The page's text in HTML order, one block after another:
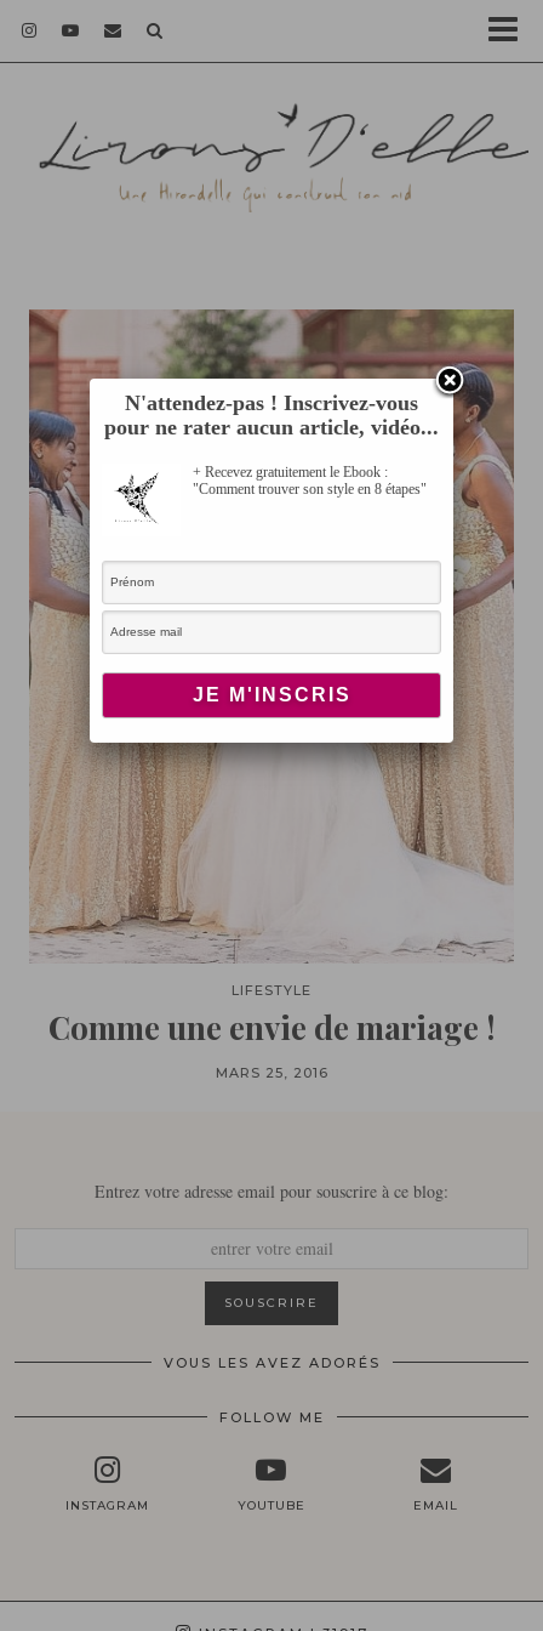
LIFESTYLE
Comme une envie de mariage !
MARS 25, 2016
Entrez votre adresse email pour souscrire à ce blog:
VOUS LES AVEZ ADORÉS
FOLLOW ME
INSTAGRAM YOUTUBE EMAIL
N'attendez-pas ! Inscrivez-vous
pour ne rater aucun article, vidéo...
+ Recevez gratuitement le Ebook :
"Comment trouver son style en 8 étapes"